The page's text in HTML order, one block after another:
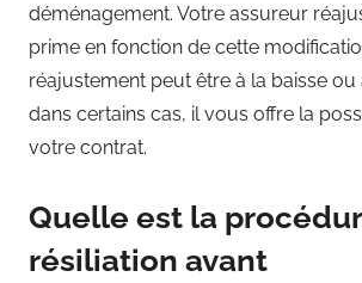
déménagement. Votre assureur
prime en fonction de cette
réajustement peut être à la baisse ou
dans certains cas, il vous offre la
votre contrat.
Quelle est la
résiliation avant